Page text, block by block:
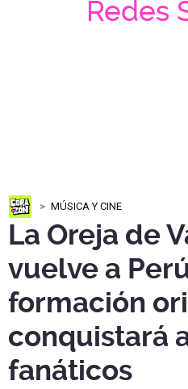
Redes
MÚSICA Y CINE
La Oreja de
vuelve a
formación
conquistará
fanáticos